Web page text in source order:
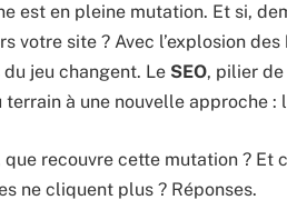
est en pleine mutation. Et si,
votre site ? Avec l’explosion des
jeu changent. Le SEO, pilier
à une nouvelle approche :
recouvre cette mutation ?
ne cliquent plus ? Réponses.